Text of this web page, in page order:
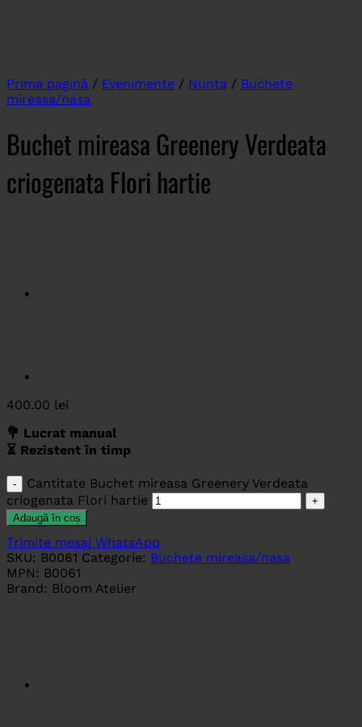
Prima pagină / Evenimente / Nunta / Buchete
mireasa/nasa
Buchet mireasa Greenery Verdeata
criogenata Flori hartie
400.00 lei
💐 Lucrat manual
⏳ Rezistent în timp
Cantitate Buchet mireasa Greenery Verdeata
criogenata Flori hartie
Adaugă în coș
Trimite mesaj WhatsApp
SKU: B0061 Categorie: Buchete mireasa/nasa
MPN: B0061
Brand: Bloom Atelier